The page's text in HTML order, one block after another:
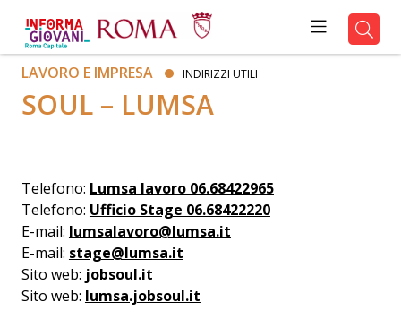
LAVORO E IMPRESA INDIRIZZI UTILI
SOUL – LUMSA
Telefono: Lumsa lavoro 06.68422965
Telefono: Ufficio Stage 06.68422220
E-mail: lumsalavoro@lumsa.it
E-mail: stage@lumsa.it
Sito web: jobsoul.it
Sito web: lumsa.jobsoul.it